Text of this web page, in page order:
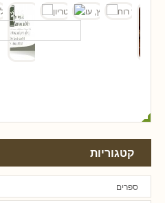
קטגוריות
ספרים